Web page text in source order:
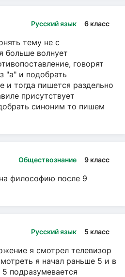
Русский язык 6 класс
тему не с
больше волнует
говорят
"а" и подобрать
и тогда пишется раздельно
присутствует
синоним то пишем
Обществознание 9 класс
философию после 9
Русский язык 5 класс
я смотрел телевизор
я начал раньше 5 и в
подразумевается